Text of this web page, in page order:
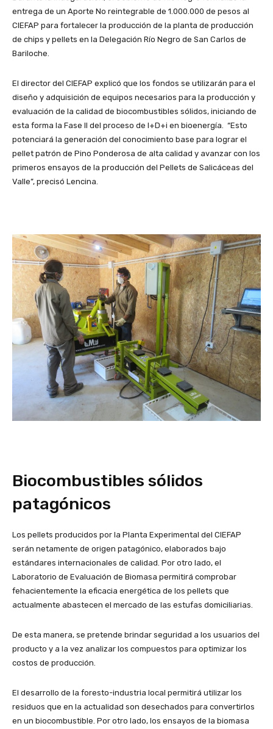
entrega de un Aporte No reintegrable de 1.000.000 de pesos al
CIEFAP para fortalecer la producción de la planta de producción
de chips y pellets en la Delegación Río Negro de San Carlos de
Bariloche.
El director del CIEFAP explicó que los fondos se utilizarán para el
diseño y adquisición de equipos necesarios para la producción y
evaluación de la calidad de biocombustibles sólidos, iniciando de
esta forma la Fase II del proceso de I+D+i en bioenergía. “Esto
potenciará la generación del conocimiento base para lograr el
pellet patrón de Pino Ponderosa de alta calidad y avanzar con los
primeros ensayos de la producción del Pellets de Salicáceas del
Valle”, precisó Lencina.
Biocombustibles sólidos
patagónicos
Los pellets producidos por la Planta Experimental del CIEFAP
serán netamente de origen patagónico, elaborados bajo
estándares internacionales de calidad. Por otro lado, el
Laboratorio de Evaluación de Biomasa permitirá comprobar
fehacientemente la eficacia energética de los pellets que
actualmente abastecen el mercado de las estufas domiciliarias.
De esta manera, se pretende brindar seguridad a los usuarios del
producto y a la vez analizar los compuestos para optimizar los
costos de producción.
El desarrollo de la foresto-industria local permitirá utilizar los
residuos que en la actualidad son desechados para convertirlos
en un biocombustible. Por otro lado, los ensayos de la biomasa